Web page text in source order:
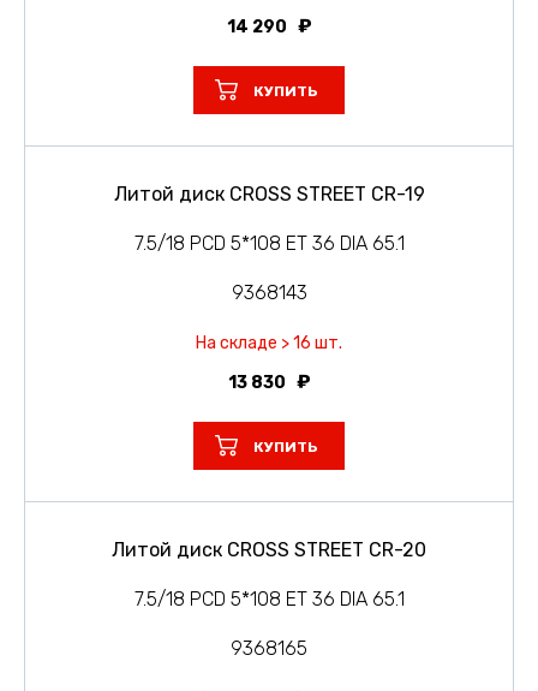
14 290
КУПИТЬ
Литой диск CROSS STREET CR-19
7.5/18 PCD 5*108 ET 36 DIA 65.1
9368143
На складе > 16 шт.
13 830
КУПИТЬ
Литой диск CROSS STREET CR-20
7.5/18 PCD 5*108 ET 36 DIA 65.1
9368165